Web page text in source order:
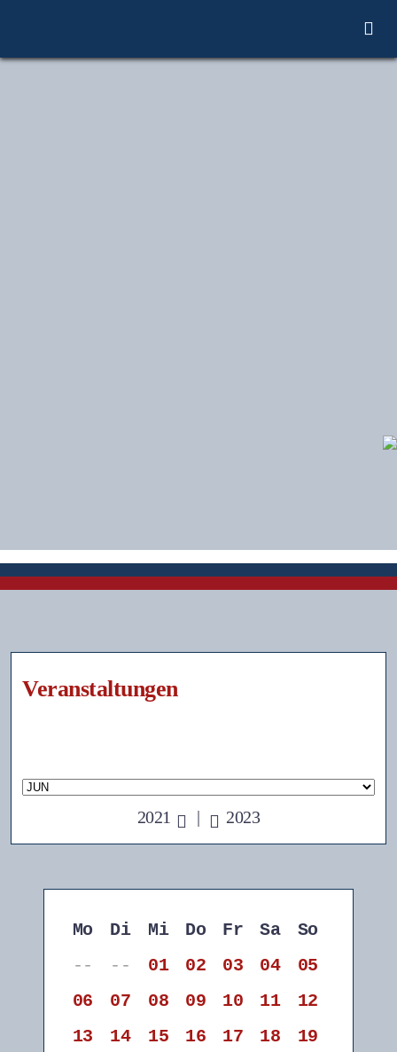
Veranstaltungen
2021 | 2023
Mo Di Mi Do Fr Sa
So
--
-- 01 02 03 04
05
06
07 08 09 10 11
12
13
14 15 16 17 18
19